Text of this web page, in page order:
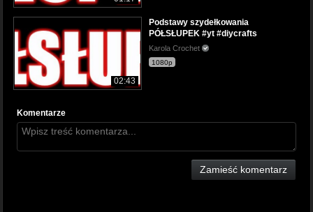
02:43
Podstawy szydełkowania
PÓŁSŁUPEK #yt #diycrafts
Karola Crochet
1080p
Komentarze
Zamieść komentarz